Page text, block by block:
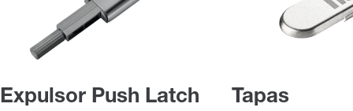
Expulsor Push Latch
Tapas